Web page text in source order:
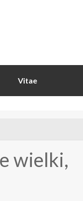
Vitae
wielki,